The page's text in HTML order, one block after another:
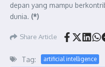
depan yang mampu
dunia. (*)
Share Article
Tag:
artificial intelligence